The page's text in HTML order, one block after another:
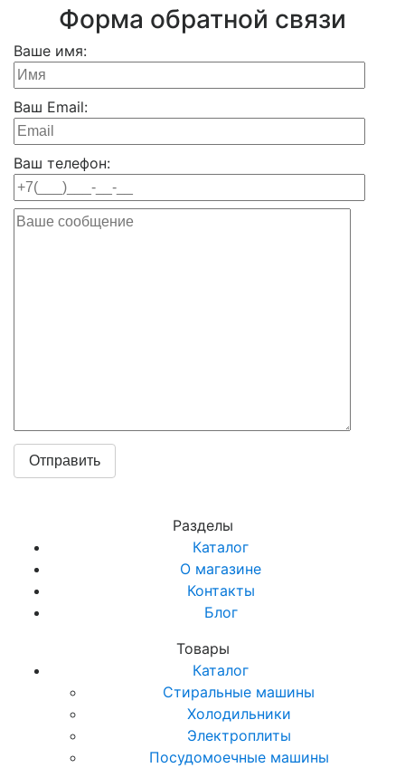
Форма обратной связи
Ваше имя:
Ваш Email:
Ваш телефон:
Разделы
Каталог
О магазине
Контакты
Блог
Товары
Каталог
Стиральные машины
Холодильники
Электроплиты
Посудомоечные машины